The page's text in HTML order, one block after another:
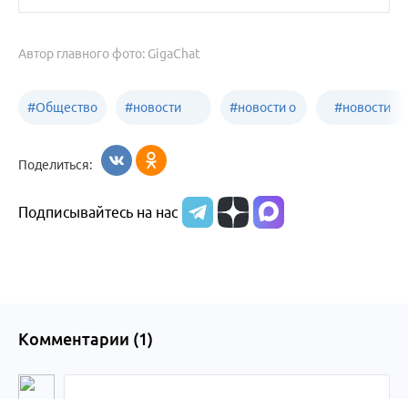
Автор главного фото: GigaChat
#Общество #новости
образования
#новости о
Алтайского
#новости
Поделиться:
Подписывайтесь на нас
Комментарии (1)